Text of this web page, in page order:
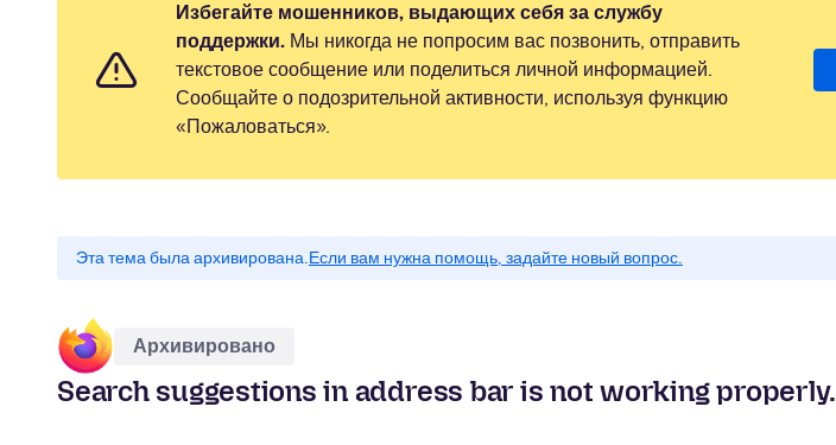
Избегайте мошенников, выдающих себя за службу
поддержки. Мы никогда не попросим вас позвонить, отправить
текстовое сообщение или поделиться личной информацией.
Сообщайте о подозрительной активности, используя функцию
«Пожаловаться».
Эта тема была архивирована.Если вам нужна помощь, задайте новый вопрос.
Архивировано
Search suggestions in address bar is not working properly.